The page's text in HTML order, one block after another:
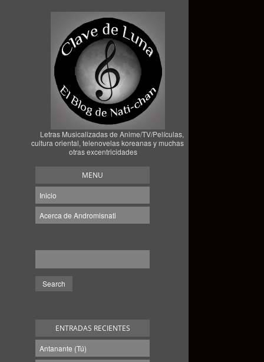
Letras Musicalizadas de Anime/TV/Películas,
cultura oriental, telenovelas koreanas y muchas
otras excentricidades
MENU
Inicio
Acerca de Andromisnati
ENTRADAS RECIENTES
Antanante (Tú)